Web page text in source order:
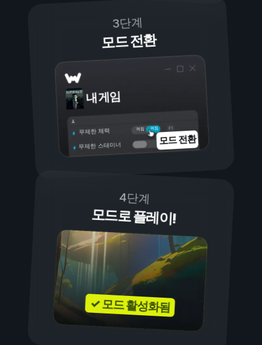
3단계
모드 전환
내 게임
켜짐
꺼짐
무제한 체력
무제한 스태미너 모드 전환
4단계
모드로 플레이!
✓ 모드 활성화됨